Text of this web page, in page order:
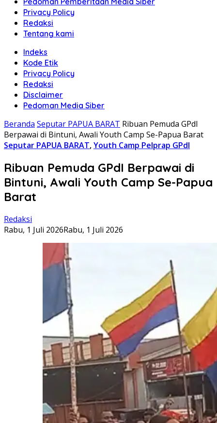
Privacy Policy
Redaksi
Tentang kami
Indeks
Kode Etik
Privacy Policy
Redaksi
Disclaimer
Pedoman Media Siber
Beranda Seputar PAPUA BARAT Ribuan Pemuda GPdI
Berpawai di Bintuni, Awali Youth Camp Se-Papua Barat
Seputar PAPUA BARAT,Youth Camp Pelprap GPdI
Ribuan Pemuda GPdI Berpawai di
Bintuni, Awali Youth Camp Se-Papua
Barat
Redaksi
Rabu, 1 Juli 2026Rabu, 1 Juli 2026